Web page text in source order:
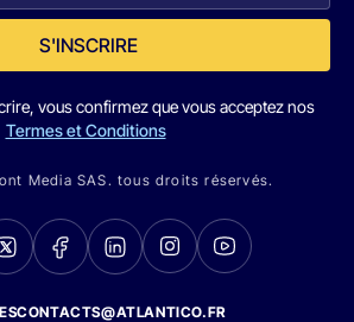
S'INSCRIRE
vous confirmez que vous acceptez nos
Termes et Conditions
Media SAS. tous droits réservés.